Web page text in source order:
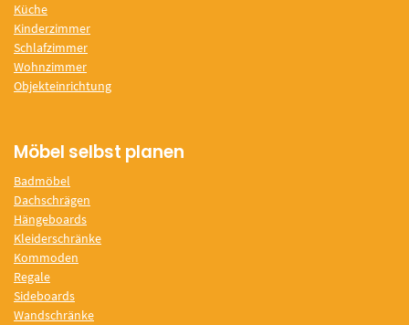
Küche
Kinderzimmer
Schlafzimmer
Wohnzimmer
Objekteinrichtung
Möbel selbst planen
Badmöbel
Dachschrägen
Hängeboards
Kleiderschränke
Kommoden
Regale
Sideboards
Wandschränke